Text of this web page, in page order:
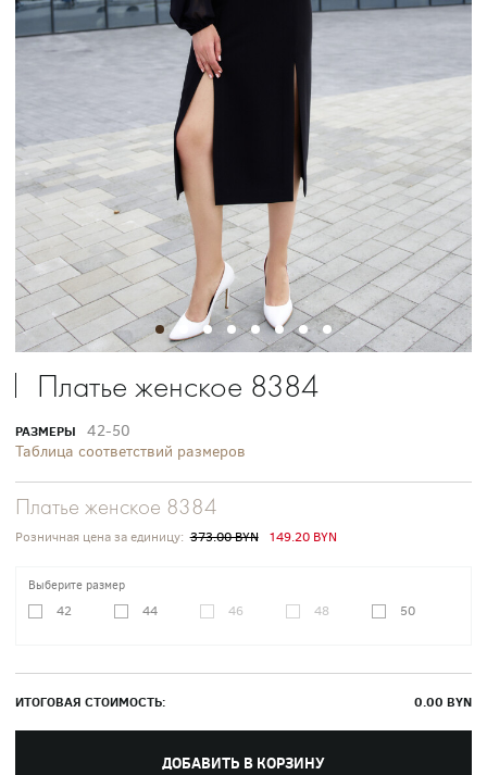
Платье женское 8384
РАЗМЕРЫ
42-50
Таблица соответствий размеров
Платье женское 8384
Розничная цена за единицу: 373.00 BYN 149.20 BYN
Выберите размер
42 44 46 48 50
ИТОГОВАЯ СТОИМОСТЬ: 0.00 BYN
ДОБАВИТЬ В КОРЗИНУ